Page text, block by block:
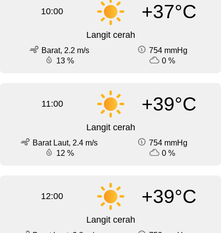
10:00 +37°C
Langit cerah
Barat, 2.2 m/s
754 mmHg
13 %
0 %
11:00 +39°C
Langit cerah
Barat Laut, 2.4 m/s
754 mmHg
12 %
0 %
12:00 +39°C
Langit cerah